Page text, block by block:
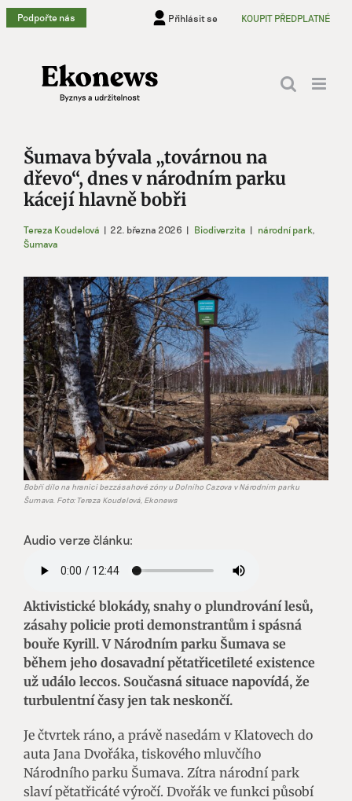
Přeskočit
na
Podpořte nás Přihlásit se KOUPIT PŘEDPLATNÉ
Šumava bývala „továrnou na
dřevo“, dnes v národním parku
kácejí hlavně bobři
Tereza Koudelová | 22. března 2026 | Biodiverzita | národní park,
Šumava
Zobrazit
větší
obrázek
Bobří dílo na hranici bezzásahové zóny u Dolního Cazova v Národním parku
Šumava. Foto: Tereza Koudelová, Ekonews
Audio verze článku:
Aktivistické blokády, snahy o plundrování lesů,
zásahy policie proti demonstrantům i spásná
bouře Kyrill. V Národním parku Šumava se
během jeho dosavadní pětatřicetileté existence
už událo leccos. Současná situace napovídá, že
turbulentní časy jen tak neskončí.
Je čtvrtek ráno, a právě nasedám v Klatovech do
auta Jana Dvořáka, tiskového mluvčího
Národního parku Šumava. Zítra národní park
slaví pětatřicáté výročí. Dvořák ve funkci působí